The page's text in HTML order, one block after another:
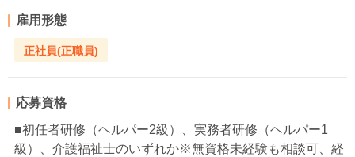
雇用形態
正社員(正職員)
応募資格
■初任者研修（ヘルパー2級）、実務者研修（ヘルパー1
級）、介護福祉士のいずれか※無資格未経験も相談可、経